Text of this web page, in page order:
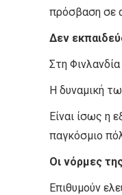
πρόσβαση σε
Δεν
Στη
Η δυναμική
Είναι ίσως η
παγκόσμιο
Οι νόρμες
Επιθυμούν